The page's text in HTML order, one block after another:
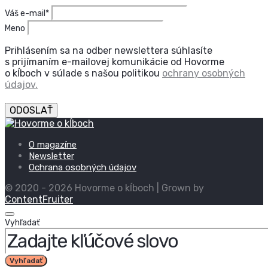
Váš e-mail*
Meno
Prihlásením sa na odber newslettera súhlasíte
s prijímaním e-mailovej komunikácie od Hovorme
o kĺboch v súlade s našou politikou ochrany osobných
údajov.
ODOSLAŤ
O magazíne
Newsletter
Ochrana osobných údajov
© 2020 - 2026 Hovorme o kĺboch | Grown by
ContentFruiter
Vyhľadať
Vyhľadať